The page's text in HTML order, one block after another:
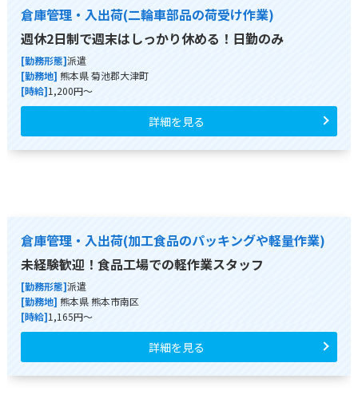
倉庫管理・入出荷(二輪車部品の荷受け作業)
週休2日制で週末はしっかり休める！日勤のみ
[勤務形態]派遣
[勤務地] 熊本県 菊池郡大津町
[時給]1,200円～
詳細を見る
倉庫管理・入出荷(加工食品のパッキングや軽量作業)
未経験歓迎！食品工場での軽作業スタッフ
[勤務形態]派遣
[勤務地] 熊本県 熊本市南区
[時給]1,165円～
詳細を見る